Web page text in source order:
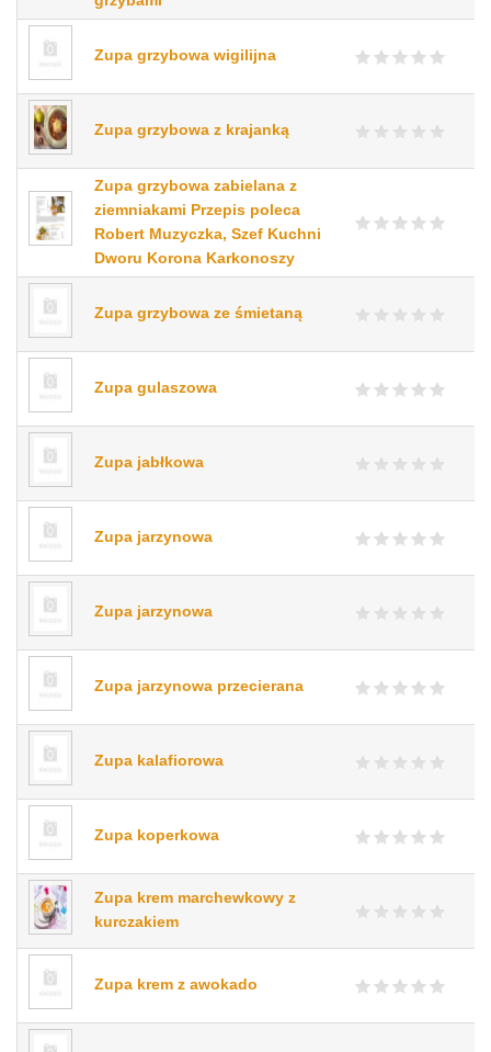
Zupa grzybowa wigilijna
Zupa grzybowa z krajanką
Zupa grzybowa zabielana z
ziemniakami Przepis poleca
Robert Muzyczka, Szef Kuchni
Dworu Korona Karkonoszy
Zupa grzybowa ze śmietaną
Zupa gulaszowa
Zupa jabłkowa
Zupa jarzynowa
Zupa jarzynowa
Zupa jarzynowa przecierana
Zupa kalafiorowa
Zupa koperkowa
Zupa krem marchewkowy z
kurczakiem
Zupa krem z awokado